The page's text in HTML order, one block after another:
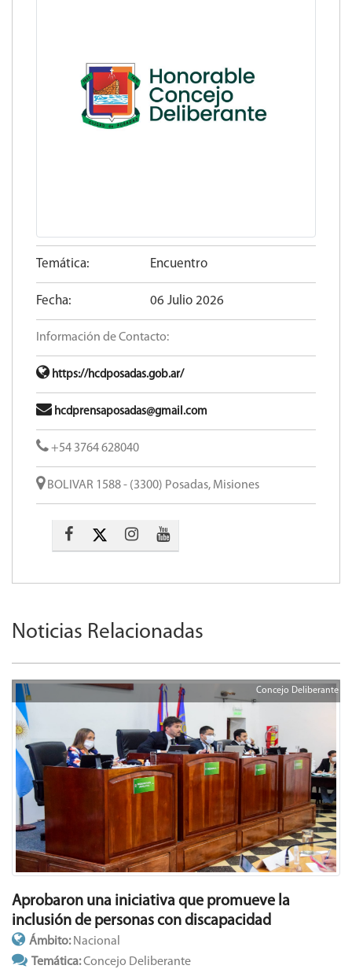
Temática: Encuentro
Fecha: 06 Julio 2026
Información de Contacto:
https://hcdposadas.gob.ar/
hcdprensaposadas@gmail.com
+54 3764 628040
BOLIVAR 1588 - (3300) Posadas, Misiones
Noticias Relacionadas
Concejo Deliberante
Aprobaron una iniciativa que promueve la
inclusión de personas con discapacidad
Ámbito: Nacional
Temática:Concejo Deliberante